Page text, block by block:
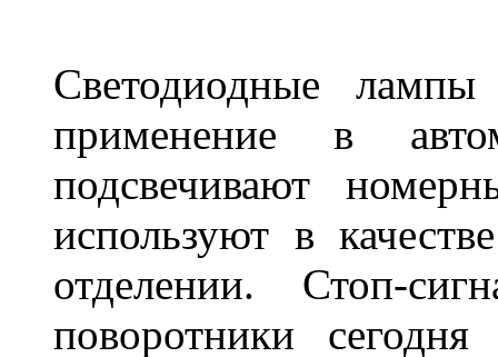
Светодиодные
применение в
подсвечивают
используют в
отделении. Стоп-
поворотники